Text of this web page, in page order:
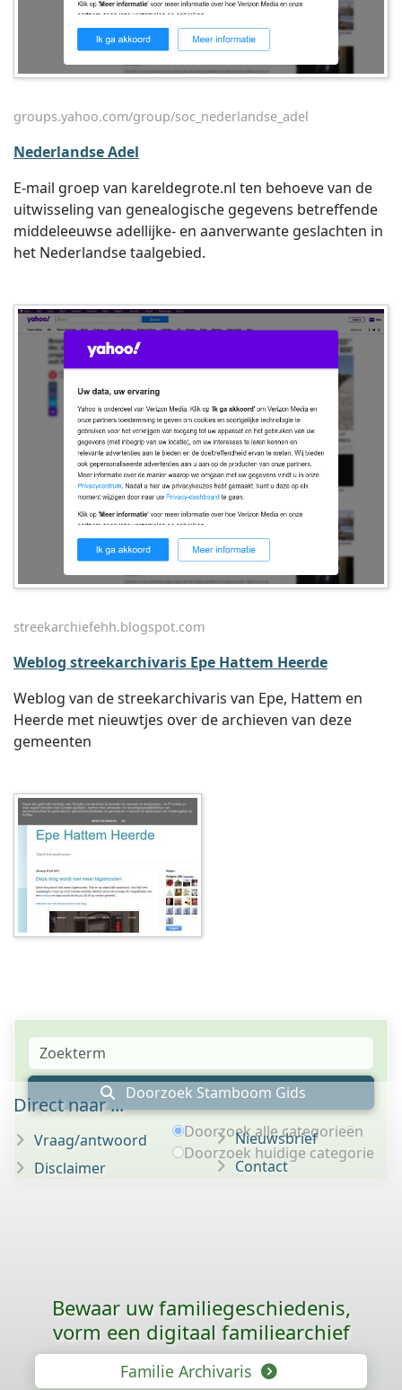
groups.yahoo.com/group/soc_nederlandse_adel
Nederlandse Adel
E-mail groep van kareldegrote.nl ten behoeve van de
uitwisseling van genealogische gegevens betreffende
middeleeuwse adellijke- en aanverwante geslachten in
het Nederlandse taalgebied.
streekarchiefehh.blogspot.com
Weblog streekarchivaris Epe Hattem Heerde
Weblog van de streekarchivaris van Epe, Hattem en
Heerde met nieuwtjes over de archieven van deze
gemeenten
Doorzoek Stamboom Gids
Doorzoek alle categorieën
Doorzoek huidige categorie
Direct naar ...
Vraag/antwoord
Disclaimer
Nieuwsbrief
Contact
Bewaar uw familie­geschiedenis,
vorm een digitaal familiearchief
Familie Archivaris